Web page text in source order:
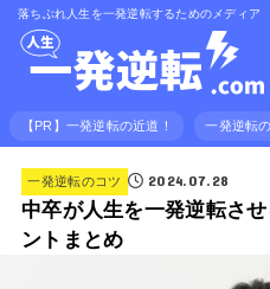
落ちぶれ人生を一発逆転するためのメディア
【PR】一発逆転の近道！ 一発逆転
一発逆転のコツ 2024.07.28
中卒が人生を一発逆転さ
ントまとめ